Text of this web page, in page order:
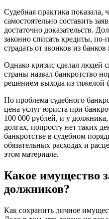
Судебная практика показала,
самостоятельно составить
достаточно доказательств.
законно списать кредиты,
страдать от звонков из
Однако кризис сделал людей
страны назвал банкротство
решением выхода из тяжелой
Но проблема судебного
цена услуг юриста при
100 000 рублей, и у
долгах, попросту нет таких
банкротстве в судебном
обязательных расходах и
этом материале.
Какое имущество
должников?
Как сохранить личное